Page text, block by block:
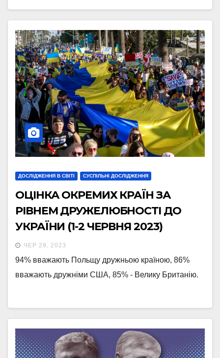
ДОСЛІДЖЕННЯ В СВІТІ СУСПІЛЬНІ ДОСЛІДЖЕННЯ
ОЦІНКА ОКРЕМИХ КРАЇН ЗА
РІВНЕМ ДРУЖЕЛЮБНОСТІ ДО
УКРАЇНИ (1-2 ЧЕРВНЯ 2023)
ЧЕР 29, 2023
94% вважають Польщу дружньою країною, 86%
вважають дружніми США, 85% - Велику Британію.